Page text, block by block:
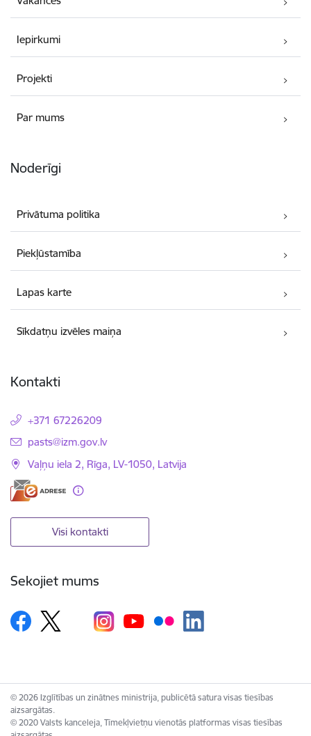
Iepirkumi
Projekti
Par mums
Noderīgi
Privātuma politika
Piekļūstamība
Lapas karte
Sīkdatņu izvēles maiņa
Kontakti
+371 67226209
E-pasts:
pasts@izm.gov.lv
Vaļņu iela 2, Rīga, LV-1050, Latvija
Visi kontakti
Sekojiet mums
© 2026 Izglītības un zinātnes ministrija, publicētā satura visas tiesības
aizsargātas.
© 2020 Valsts kanceleja, Tīmekļvietņu vienotās platformas visas tiesības